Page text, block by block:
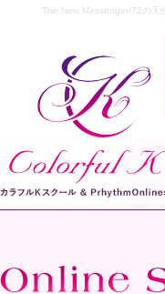
The New Messenger/72の天